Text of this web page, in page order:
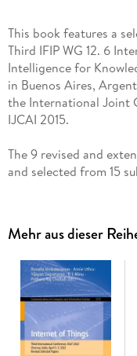
This book features a
Third IFIP WG 12. 6
Intelligence for
in Buenos Aires,
the International Joint
The 9 revised and
and selected from 15
intersections.
Mehr aus dieser